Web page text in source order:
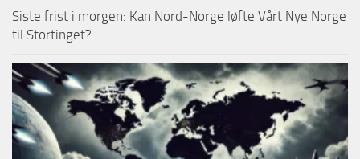
Siste frist i morgen: Kan Nord-Norge løfte Vårt Nye Norge
til Stortinget?